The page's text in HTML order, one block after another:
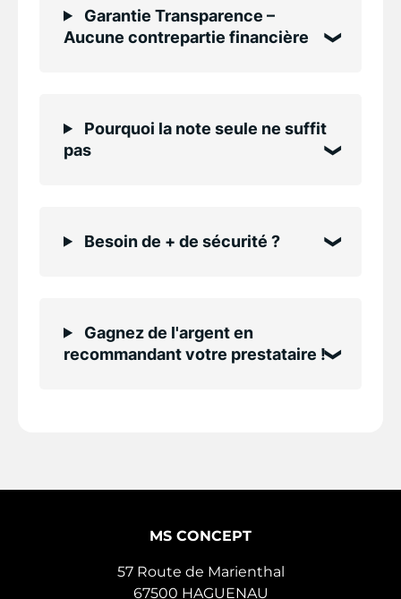
Garantie Transparence –
Aucune contrepartie financière
Pourquoi la note seule ne suffit
pas
Besoin de + de sécurité ?
Gagnez de l'argent en
recommandant votre prestataire !
MS CONCEPT
57 Route de Marienthal
67500 HAGUENAU